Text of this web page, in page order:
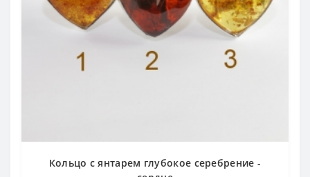
Кольцо с янтарем глубокое серебрение -